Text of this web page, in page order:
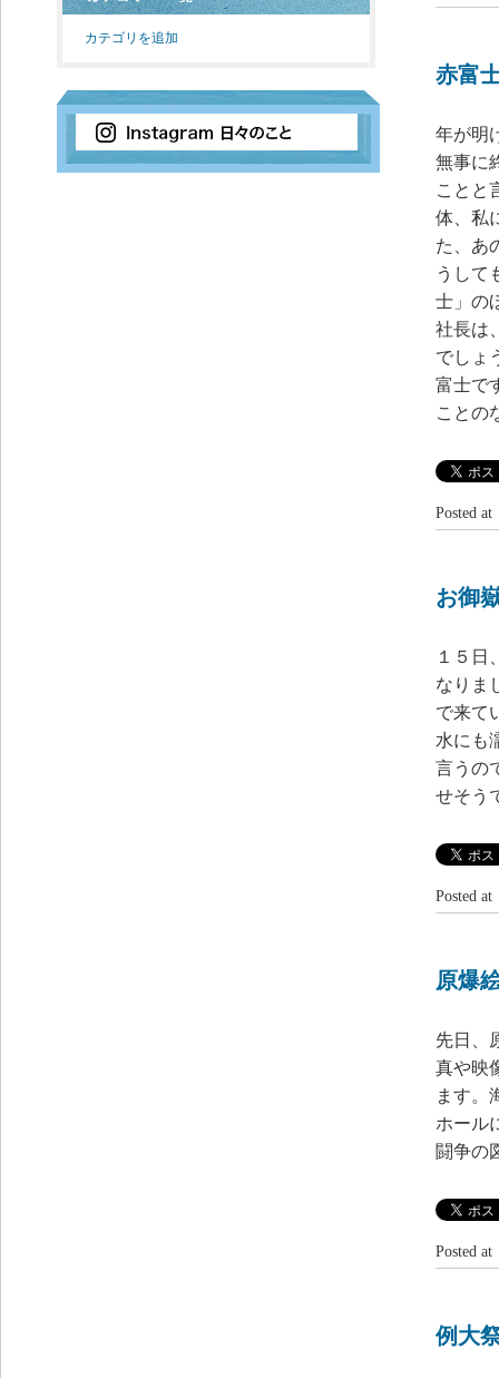
カテゴリを追加
赤富
年が明
無事に
ことと
体、私
た、あ
うして
士」の
社長は
でしょ
富士で
ことの
Posted
お御
１５日
なりま
で来て
水にも
言うの
せそう
Posted
原爆
先日、
真や映
ます。
ホール
闘争の
Posted
例大